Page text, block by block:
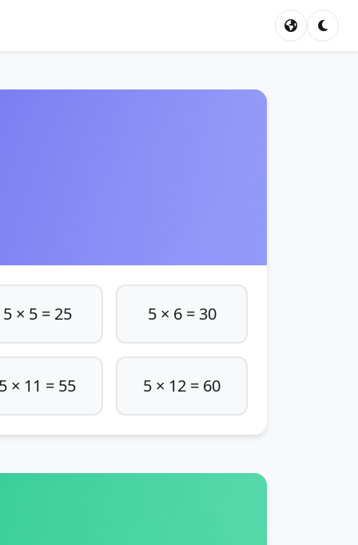
5 × 5 = 25 5 × 6 = 30
× 11 = 55 5 × 12 = 60